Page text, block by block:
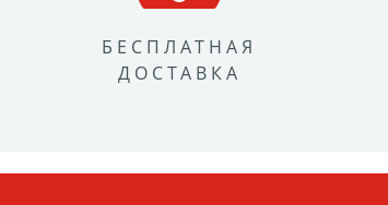
БЕСПЛАТНАЯ
ДОСТАВКА